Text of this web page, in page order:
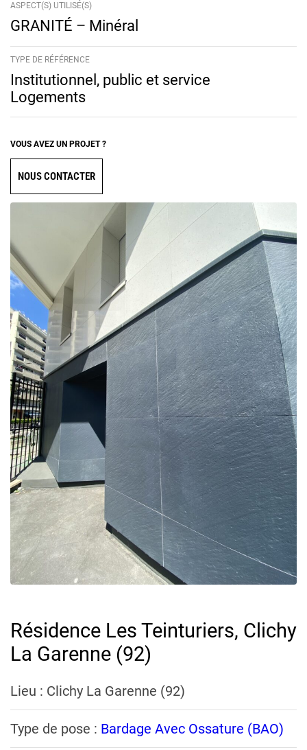
ASPECT(S) UTILISÉ(S)
GRANITÉ – Minéral
TYPE DE RÉFÉRENCE
Institutionnel, public et service
Logements
VOUS AVEZ UN PROJET ?
NOUS CONTACTER
Résidence Les Teinturiers, Clichy
La Garenne (92)
Lieu : Clichy La Garenne (92)
Type de pose : Bardage Avec Ossature (BAO)